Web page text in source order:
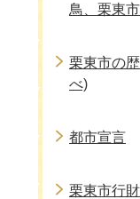
鳥、栗東
栗東市の
べ)
都市宣言
栗東市行